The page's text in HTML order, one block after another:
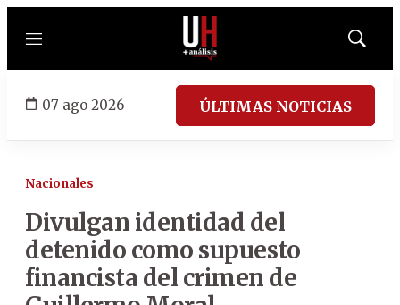
Menú
Mostrar
07 ago 2026 ÚLTIMAS NOTICIAS
Nacionales
Divulgan identidad del
detenido como supuesto
financista del crimen de